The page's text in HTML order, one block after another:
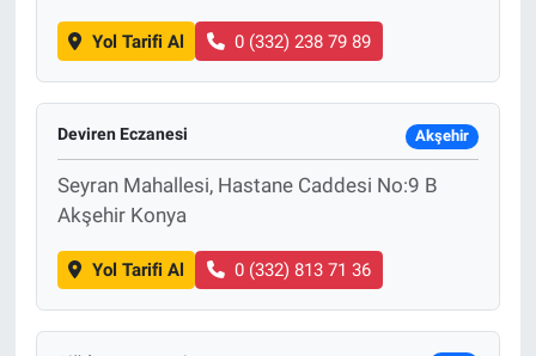
Yol Tarifi Al 0 (332) 238 79 89
Deviren Eczanesi Akşehir
Seyran Mahallesi, Hastane Caddesi No:9 B
Akşehir Konya
Yol Tarifi Al 0 (332) 813 71 36